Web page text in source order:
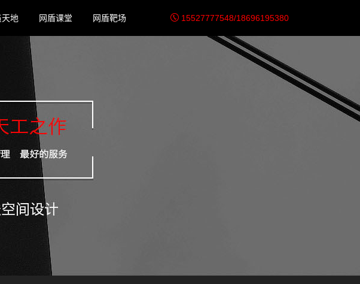
地 网盾课堂 网盾靶场 15527777548/18696195380